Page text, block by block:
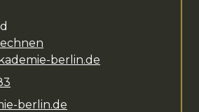
berlin.de
berlin.de